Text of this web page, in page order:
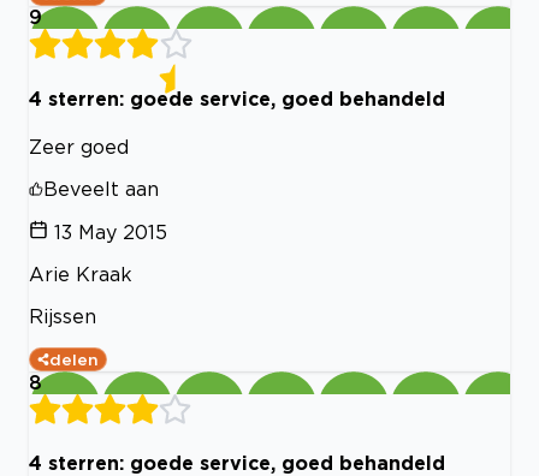
9
4 sterren: goede service, goed behandeld
Zeer goed
Beveelt aan
13 May 2015
Arie Kraak
Rijssen
delen
8
4 sterren: goede service, goed behandeld